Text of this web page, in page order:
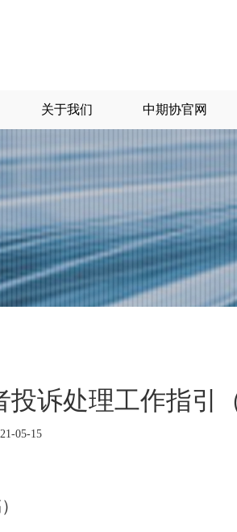
关于我们 中期协官网
诉处理工作指引
05-15